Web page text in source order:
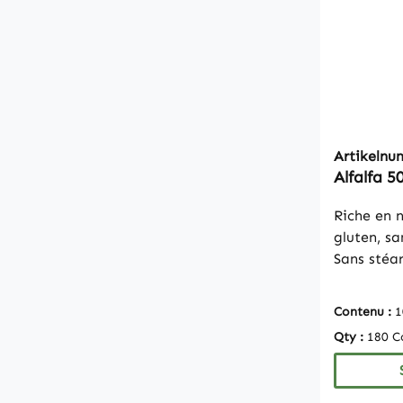
Alfalfa
Riche en
gluten,
Sans
ne
que
Contenu :
Qty : 180